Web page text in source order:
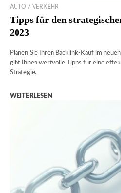
AUTO / VERKEHR
Tipps für den
2023
Planen Sie Ihren Backlink-Kauf im
gibt Ihnen wertvolle Tipps für eine
Strategie.
WEITERLESEN